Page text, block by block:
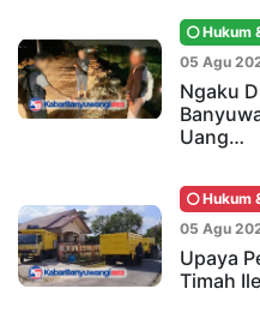
Hukum
05 Agu
Ngaku
Uang…
Hukum
05 Agu
Upaya
Timah